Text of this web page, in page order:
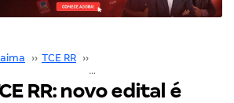
›› TCE RR ››
RR: novo edital é